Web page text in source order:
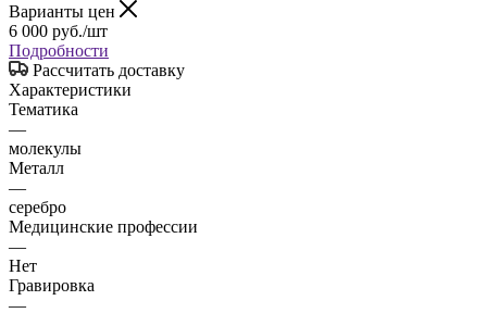
Варианты цен
6 000 руб./шт
Подробности
Рассчитать доставку
Характеристики
Тематика
—
молекулы
Металл
—
серебро
Медицинские профессии
—
Нет
Гравировка
—